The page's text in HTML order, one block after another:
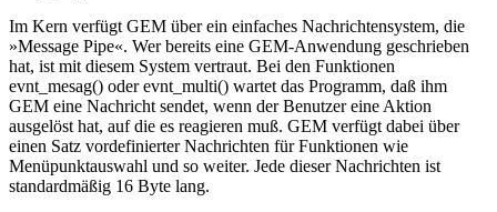
Im Kern verfügt GEM über ein einfaches Nachrichtensystem, die
»Message Pipe«. Wer bereits eine GEM-Anwendung geschrieben
hat, ist mit diesem System vertraut. Bei den Funktionen
evnt_mesag() oder evnt_multi() wartet das Programm, daß ihm
GEM eine Nachricht sendet, wenn der Benutzer eine Aktion
ausgelöst hat, auf die es reagieren muß. GEM verfügt dabei über
einen Satz vordefinierter Nachrichten für Funktionen wie
Menüpunktauswahl und so weiter. Jede dieser Nachrichten ist
standardmäßig 16 Byte lang.